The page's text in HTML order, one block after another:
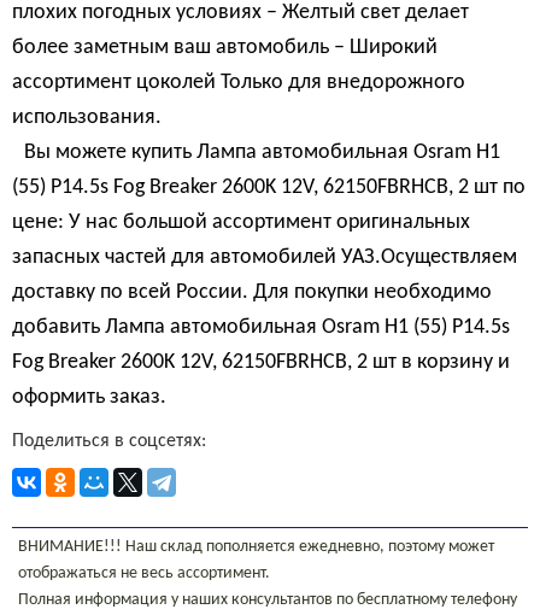
плохих погодных условиях – Желтый свет делает
более заметным ваш автомобиль – Широкий
ассортимент цоколей Только для внедорожного
использования.
Вы можете купить Лампа автомобильная Osram H1
(55) P14.5s Fog Breaker 2600K 12V, 62150FBRHCB, 2 шт по
цене: У нас большой ассортимент оригинальных
запасных частей для автомобилей УАЗ.Осуществляем
доставку по всей России. Для покупки необходимо
добавить Лампа автомобильная Osram H1 (55) P14.5s
Fog Breaker 2600K 12V, 62150FBRHCB, 2 шт в корзину и
оформить заказ.
Поделиться в соцсетях:
ВНИМАНИЕ!!! Наш склад пополняется ежедневно, поэтому может
отображаться не весь ассортимент.
Полная информация у наших консультантов по бесплатному телефону